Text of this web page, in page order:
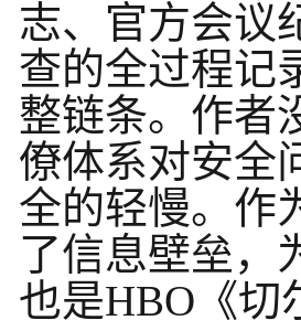
志、官方会议
查的全过程记
整链条。作者
僚体系对安全
全的轻慢。作
了信息壁垒，
也是HBO《切